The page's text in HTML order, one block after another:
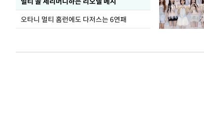
오타니 멀티 홈런에도 다저스는 6연패